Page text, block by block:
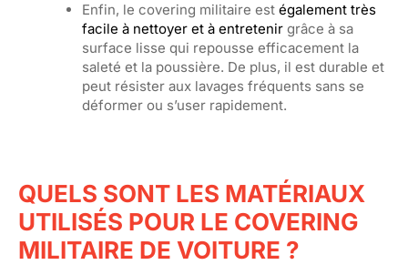
Enfin, le covering militaire est également très
facile à nettoyer et à entretenir grâce à sa
surface lisse qui repousse efficacement la
saleté et la poussière. De plus, il est durable et
peut résister aux lavages fréquents sans se
déformer ou s’user rapidement.
QUELS SONT LES MATÉRIAUX
UTILISÉS POUR LE COVERING
MILITAIRE DE VOITURE ?